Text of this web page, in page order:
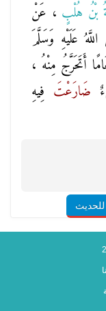
بْنُ هُلْبٍ ، عَنْ
عَلَيْهِ وَسَلَّمَ
أَتَحَرَّجُ مِنْهُ ،
ضَارَعْتَ فِيهِ